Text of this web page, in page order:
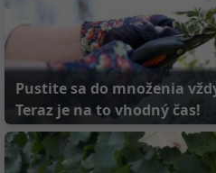
Pustite sa do množenia
Teraz je na to vhodný čas!